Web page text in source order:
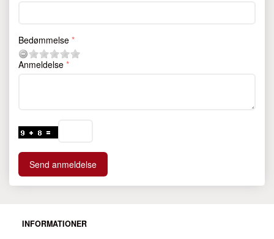
Bedømmelse
Anmeldelse
Send anmeldelse
INFORMATIONER